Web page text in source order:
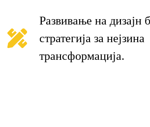
Развивање на дизајн
стратегија за нејзина
трансформација.